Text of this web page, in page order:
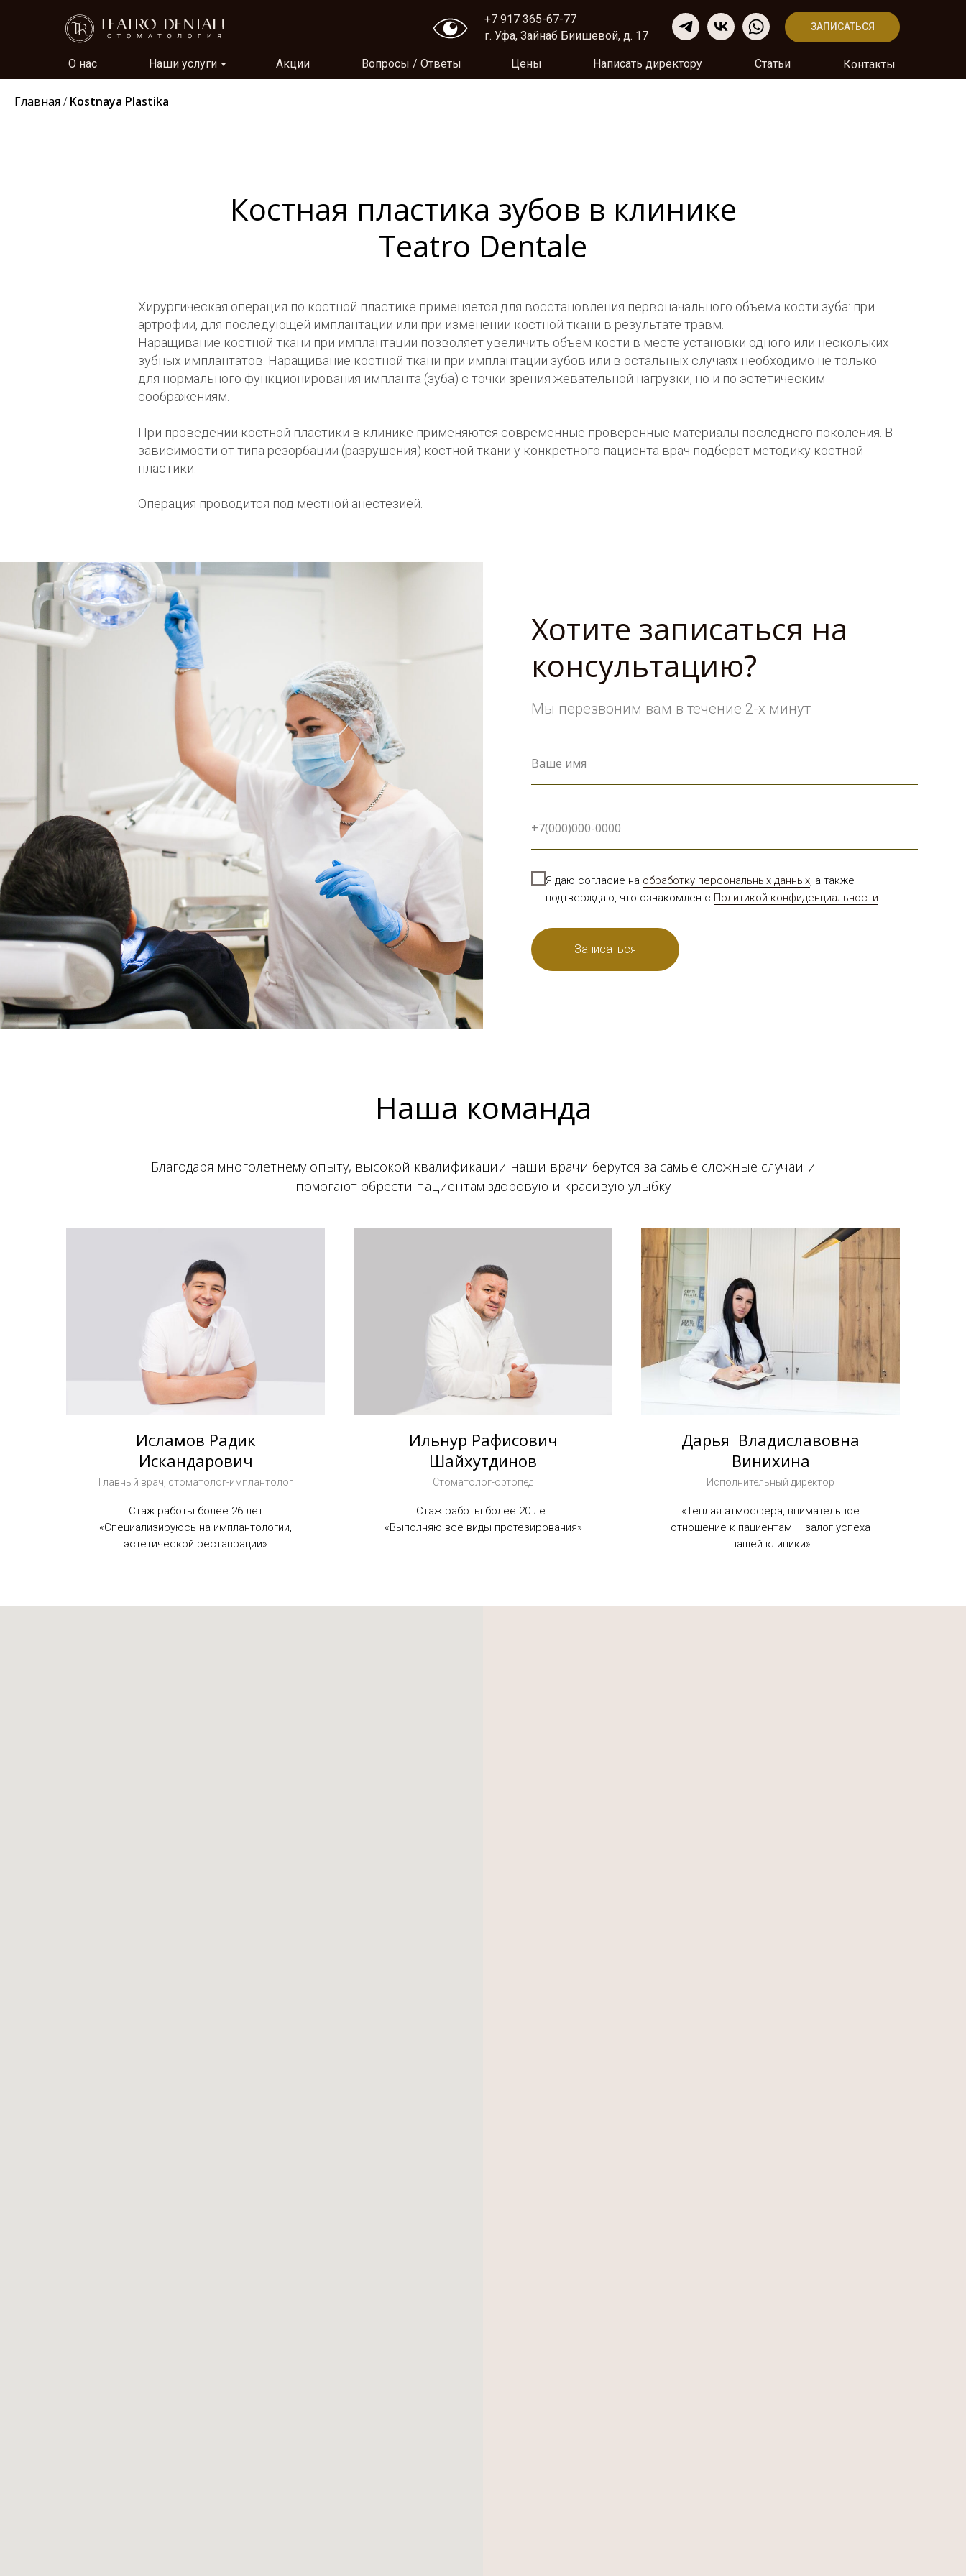
г. Уфа, Зайнаб Биишевой, д. 17
+7 917 365-67-77
ЗАПИСАТЬСЯ
Контакты
Cтатьи
Написать директору
Цены
Вопросы / Ответы
Акции
Наши услуги
О нас
Главная /Kostnaya Plastika
Костная пластика зубов в клинике
Teatro Dentale
Хирургическая операция по костной пластике применяется для восстановления первоначального объема кости зуба: при
артрофии, для последующей имплантации или при изменении костной ткани в результате травм.
Наращивание костной ткани при имплантации позволяет увеличить объем кости в месте установки одного или нескольких
зубных имплантатов. Наращивание костной ткани при имплантации зубов или в остальных случаях необходимо не только
для нормального функционирования импланта (зуба) с точки зрения жевательной нагрузки, но и по эстетическим
соображениям.
При проведении костной пластики в клинике применяются современные проверенные материалы последнего поколения. В
зависимости от типа резорбации (разрушения) костной ткани у конкретного пациента врач подберет методику костной
пластики.
Операция проводится под местной анестезией.
Хотите записаться на
консультацию?
Мы перезвоним вам в течение 2-х минут
Я даю согласие на обработку персональных данных, а также
подтверждаю, что ознакомлен с Политикой конфиденциальности
Записаться
Наша команда
Благодаря многолетнему опыту, высокой квалификации наши врачи берутся за самые сложные случаи и
помогают обрести пациентам здоровую и красивую улыбку
Исламов Радик
Искандарович
Главный врач, стоматолог-имплантолог
Стаж работы более 26 лет
«Специализируюсь на имплантологии,
эстетической реставрации»
Ильнур Рафисович
Шайхутдинов
Стоматолог-ортопед
Стаж работы более 20 лет
«Выполняю все виды протезирования»
Дарья Владиславовна
Винихина
Исполнительный директор
«Теплая атмосфера, внимательное
отношение к пациентам – залог успеха
нашей клиники»